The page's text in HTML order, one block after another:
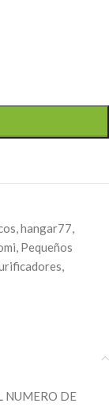
,hangar77,
, Pequeños
,
NUMERO DE